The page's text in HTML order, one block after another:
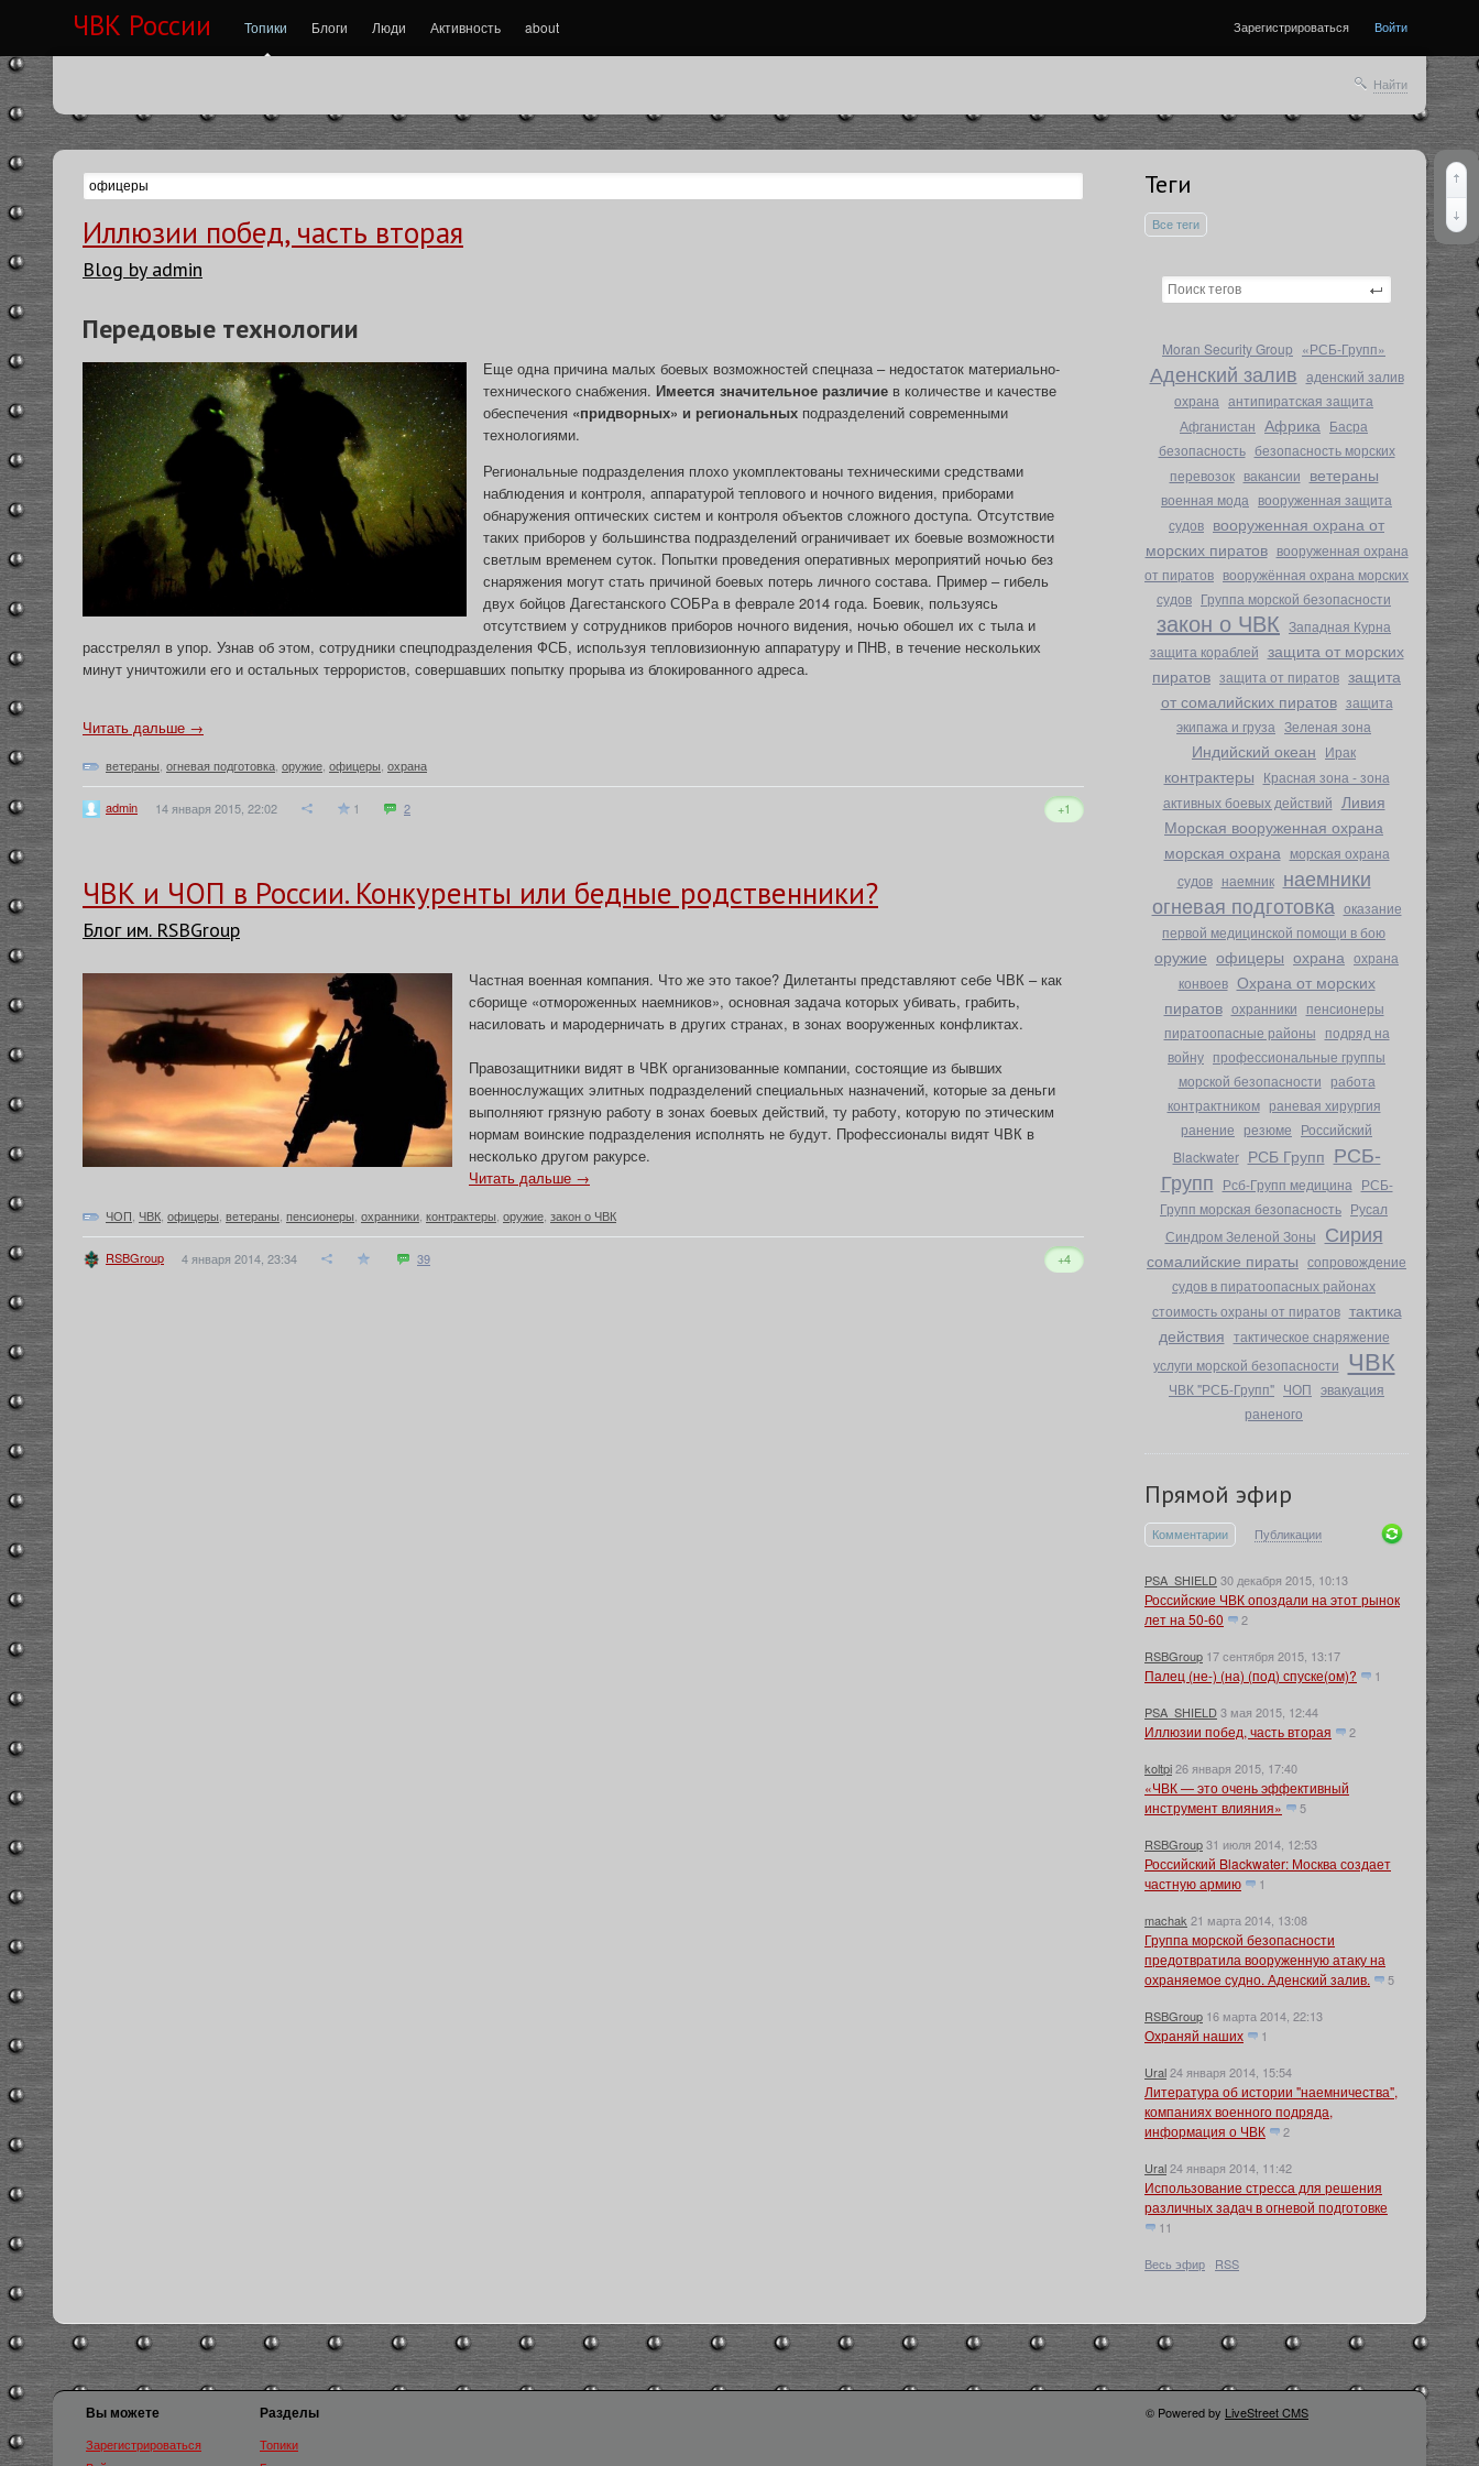
ЧВК России Топики Блоги Люди Активность about Зарегистрироваться Войти
Найти
Теги
Все теги
Moran Security Group «РСБ‑Групп»
Аденский залив аденский залив
охрана антипиратская защита
Афганистан Африка Басра
безопасность безопасность морских
перевозок вакансии ветераны
военная мода вооруженная защита
судов вооруженная охрана от
морских пиратов вооруженная охрана
от пиратов вооружённая охрана морских
судов Группа морской безопасности
закон о ЧВК Западная Курна
защита кораблей защита от морских
пиратов защита от пиратов защита
от сомалийских пиратов защита
экипажа и груза Зеленая зона
Индийский океан Ирак
контрактеры Красная зона - зона
активных боевых действий Ливия
Морская вооруженная охрана
морская охрана морская охрана
судов наемник наемники
огневая подготовка оказание
первой медицинской помощи в бою
оружие офицеры охрана охрана
конвоев Охрана от морских
пиратов охранники пенсионеры
пиратоопасные районы подряд на
войну профессиональные группы
морской безопасности работа
контрактником раневая хирургия
ранение резюме Российский
Blackwater РСБ Групп РСБ-
Групп Рсб-Групп медицина РСБ-
Групп морская безопасность Русал
Синдром Зеленой Зоны Сирия
сомалийские пираты сопровождение
судов в пиратоопасных районах
стоимость охраны от пиратов тактика
действия тактическое снаряжение
услуги морской безопасности ЧВК
ЧВК "РСБ-Групп" ЧОП эвакуация
раненого
Прямой эфир
Комментарии Публикации
PSA_SHIELD30 декабря 2015, 10:13
Российские ЧВК опоздали на этот рынок
лет на 50-60
2
RSBGroup 17 сентября 2015, 13:17
Палец (не-) (на) (под) спуске(ом)? 1
PSA_SHIELD3 мая 2015, 12:44
Иллюзии побед, часть вторая 2
koltpi26 января 2015, 17:40
«ЧВК — это очень эффективный
инструмент влияния»
5
RSBGroup31 июля 2014, 12:53
Российский Blackwater: Москва создает
частную армию
1
machak 21 марта 2014, 13:08
Группа морской безопасности
предотвратила вооруженную атаку на
охраняемое судно. Аденский залив.
5
RSBGroup 16 марта 2014, 22:13
Охраняй наших 1
Ural24 января 2014, 15:54
Литература об истории "наемничества",
компаниях военного подряда,
информация о ЧВК
2
Ural24 января 2014, 11:42
Использование стресса для решения
различных задач в огневой подготовке
11
Весь эфир RSS
Иллюзии побед, часть вторая
Blog by admin
Передовые технологии
Еще одна причина малых боевых возможностей спецназа – недостаток материально-
технического снабжения. Имеется значительное различие в количестве и качестве
обеспечения «придворных» и региональных подразделений современными
технологиями.
Региональные подразделения плохо укомплектованы техническими средствами
наблюдения и контроля, аппаратурой теплового и ночного видения, приборами
обнаружения оптических систем и контроля объектов сложного доступа. Отсутствие
таких приборов у большинства подразделений ограничивает их боевые возможности
светлым временем суток. Попытки проведения оперативных мероприятий ночью без
снаряжения могут стать причиной боевых потерь личного состава. Пример – гибель
двух бойцов Дагестанского СОБРа в феврале 2014 года. Боевик, пользуясь
отсутствием у сотрудников приборов ночного видения, ночью обошел их с тыла и
расстрелял в упор. Узнав об этом, сотрудники спецподразделения ФСБ, используя тепловизионную аппаратуру и ПНВ, в течение нескольких
минут уничтожили его и остальных террористов, совершавших попытку прорыва из блокированного адреса.
Читать дальше →
ветераны огневая подготовка оружие офицеры охрана
admin 14 января 2015, 22:02 1 2 +1
ЧВК и ЧОП в России. Конкуренты или бедные родственники?
Блог им. RSBGroup
Частная военная компания. Что же это такое? Дилетанты представляют себе ЧВК – как
сборище «отмороженных наемников», основная задача которых убивать, грабить,
насиловать и мародерничать в других странах, в зонах вооруженных конфликтах.
Правозащитники видят в ЧВК организованные компании, состоящие из бывших
военнослужащих элитных подразделений специальных назначений, которые за деньги
выполняют грязную работу в зонах боевых действий, ту работу, которую по этическим
нормам воинские подразделения исполнять не будут. Профессионалы видят ЧВК в
несколько другом ракурсе.
Читать дальше →
ЧОП ЧВК офицеры ветераны пенсионеры охранники контрактеры оружие закон о ЧВК
RSBGroup 4 января 2014, 23:34 39 +4
Вы можете
Зарегистрироваться
Разделы
Топики
© Powered by LiveStreet CMS